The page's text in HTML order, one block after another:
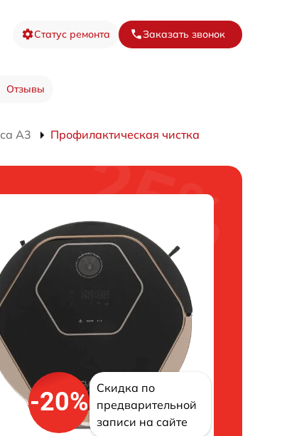
Статус ремонта Заказать звонок
Отзывы
A3 Профилактическая чистка
-20%
Скидка по
предварительной
записи на сайте